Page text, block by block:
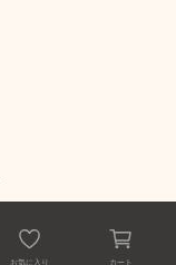
お気に入り カート